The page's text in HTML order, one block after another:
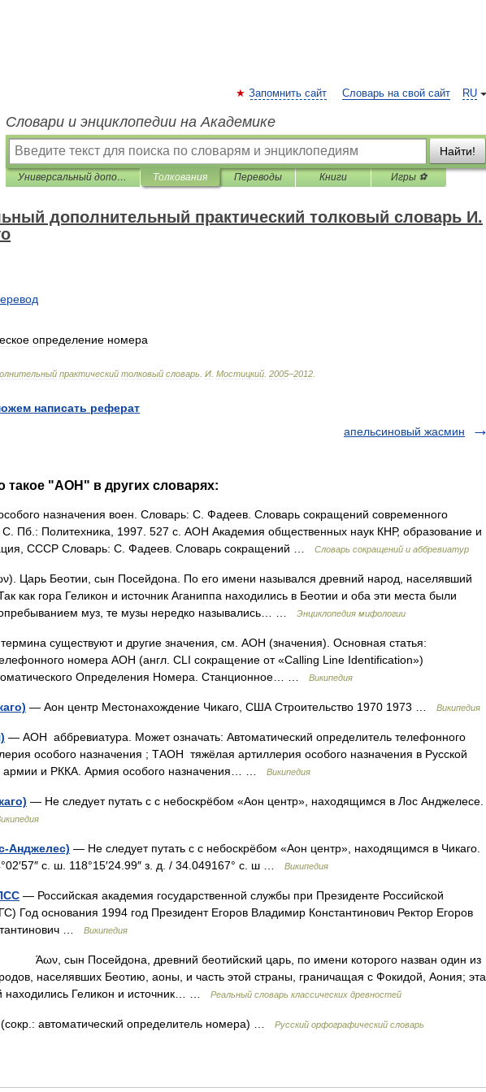
RU
Запомнить сайт Словарь на свой сайт
Словари и энциклопедии на Академике
Найти!
Универсальный дополнительный практический толковый словарь И. Мостицкого Толкования Переводы Книги Игры ⚽
дополнительный практический толковый словарь И.
определение номера
практический толковый словарь И Мостицкий 2005–2012
написать реферат
апельсиновый жасмин
такое "АОН" в других словарях:
назначения воен. Словарь: С. Фадеев. Словарь сокращений современного
С. Пб.: Политехника, 1997. 527 с. АОН Академия общественных наук КНР, образование и
СССР Словарь: С. Фадеев. Словарь сокращений …
Словарь сокращений и аббревиатур
Царь Беотии, сын Посейдона. По его имени назывался древний народ, населявший
как гора Геликон и источник Аганиппа находились в Беотии и оба эти места были
муз, те музы нередко назывались… …
Энциклопедия мифологии
существуют и другие значения, см. АОН (значения). Основная статья:
номера АОН (англ. CLI сокращение от «Calling Line Identification»)
Определения Номера. Станционное… …
Википедия
— Аон центр Местонахождение Чикаго, США Строительство 1970 1973 … Википедия
— АОН аббревиатура. Может означать: Автоматический определитель телефонного
особого назначения ; ТАОН тяжёлая артиллерия особого назначения в Русской
армии и РККА. Армия особого назначения… …
Википедия
— Не следует путать с с небоскрёбом «Аон центр», находящимся в Лос Анджелесе.
Анджелес) — Не следует путать с с небоскрёбом «Аон центр», находящимся в Чикаго.
с. ш. 118°15′24.99″ з. д. / 34.049167° с. ш …
Википедия
— Российская академия государственной службы при Президенте Российской
Год основания 1994 год Президент Егоров Владимир Константинович Ректор Егоров
…
Википедия
сын Посейдона, древний беотийский царь, по имени которого назван один из
населявших Беотию, аоны, и часть этой страны, граничащая с Фокидой, Аония; эта
находились Геликон и источник… …
Реальный словарь классических древностей
автоматический определитель номера) … Русский орфографический словарь